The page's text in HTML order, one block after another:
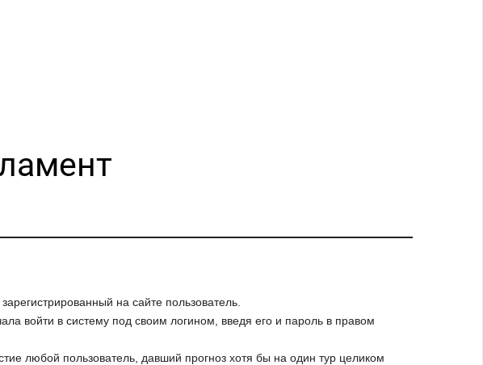
на сайте пользователь.
войти в систему под своим логином, введя его и пароль в правом
любой пользователь, давший прогноз хотя бы на один тур целиком